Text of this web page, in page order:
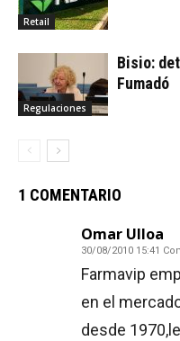
Retail
Regulaciones
Bisio:
Fumadó
1 COMENTARIO
Omar Ulloa
30/08/2010 15:41
Farmavip
en el
desde